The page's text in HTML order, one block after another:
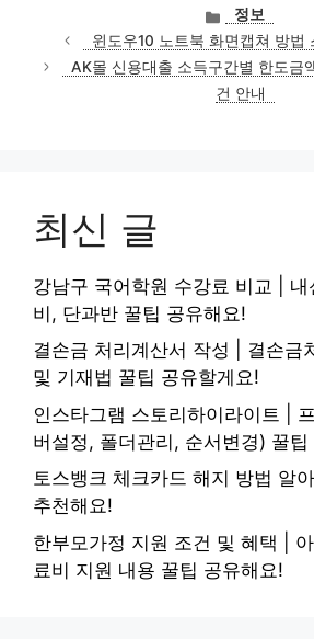
카
테
고
리
정보
윈도우10 노트북 화면캡쳐 방법
AK몰 신용대출 소득구간별 한도금
건 안내
최신 글
강남구 국어학원 수강료 비교 |
비, 단과반 꿀팁 공유해요!
결손금 처리계산서 작성 | 결손금
및 기재법 꿀팁 공유할게요!
인스타그램 스토리하이라이트 |
버설정, 폴더관리, 순서변경) 꿀팁
토스뱅크 체크카드 해지 방법 알
추천해요!
한부모가정 지원 조건 및 혜택 |
료비 지원 내용 꿀팁 공유해요!